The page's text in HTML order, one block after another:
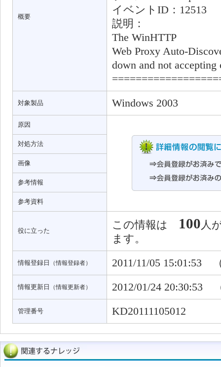
概要
イベントID：12513
説明：
The WinHTTP
Web Proxy Auto-
down and not accepting
対象製品 Windows 2003
原因
対処方法
画像
参考情報
参考資料
役に立った この情報は 100人
ます。
情報登録日 （情報登録者） 2011/11/05 15:01:53
情報更新日 （情報更新者） 2012/01/24 20:30:53
管理番号 KD20111105012